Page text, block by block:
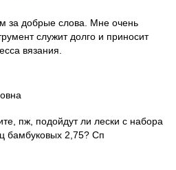
за добрые слова. Мне очень
служит долго и приносит
вязания.
пж, подойдут ли лески с набора
бамбуковых 2,75? Сп